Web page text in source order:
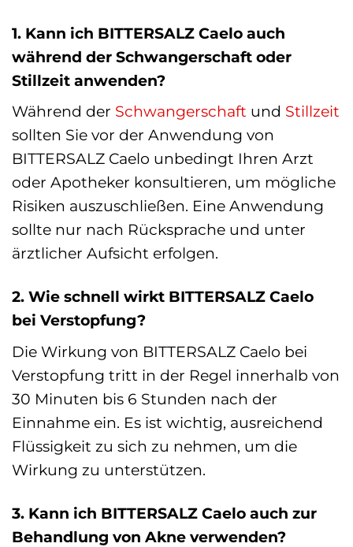
1. Kann ich BITTERSALZ Caelo auch
während der Schwangerschaft oder
Stillzeit anwenden?
Während der Schwangerschaft und Stillzeit
sollten Sie vor der Anwendung von
BITTERSALZ Caelo unbedingt Ihren Arzt
oder Apotheker konsultieren, um mögliche
Risiken auszuschließen. Eine Anwendung
sollte nur nach Rücksprache und unter
ärztlicher Aufsicht erfolgen.
2. Wie schnell wirkt BITTERSALZ Caelo
bei Verstopfung?
Die Wirkung von BITTERSALZ Caelo bei
Verstopfung tritt in der Regel innerhalb von
30 Minuten bis 6 Stunden nach der
Einnahme ein. Es ist wichtig, ausreichend
Flüssigkeit zu sich zu nehmen, um die
Wirkung zu unterstützen.
3. Kann ich BITTERSALZ Caelo auch zur
Behandlung von Akne verwenden?